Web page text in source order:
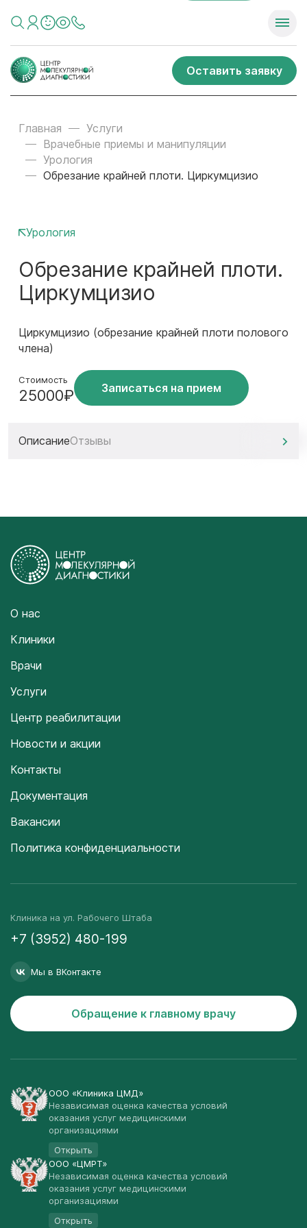
Оставить заявку
Главная
Услуги
Врачебные приемы и манипуляции
Урология
Обрезание крайней плоти. Циркумцизио
Урология
Обрезание крайней плоти.
Циркумцизио
Циркумцизио (обрезание крайней плоти полового
члена)
Стоимость
25000₽ Записаться на прием
ОписаниеОтзывы
О нас
Клиники
Врачи
Услуги
Центр реабилитации
Новости и акции
Контакты
Документация
Вакансии
Политика конфиденциальности
Клиника на ул. Рабочего Штаба
+7 (3952) 480-199
Мы в ВКонтакте
Обращение к главному врачу
ООО «Клиника ЦМД»
Независимая оценка качества условий
оказания услуг медицинскими
организациями
Открыть
ООО «ЦМРТ»
Независимая оценка качества условий
оказания услуг медицинскими
организациями
Открыть